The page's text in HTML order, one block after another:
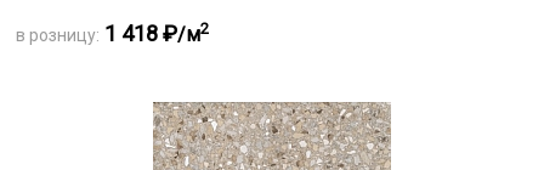
в розницу: 1 418 ₽/м2
Под заказ